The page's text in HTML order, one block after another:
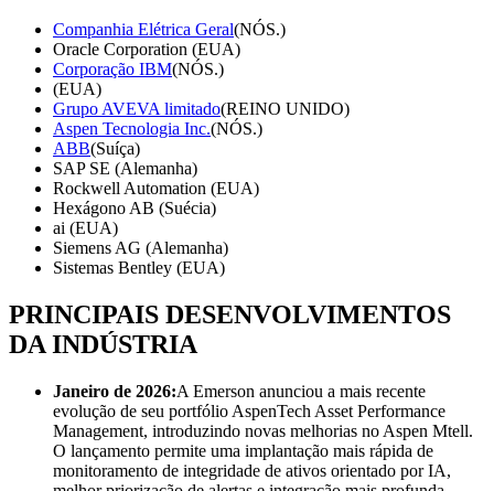
Companhia Elétrica Geral(NÓS.)
Oracle Corporation (EUA)
Corporação IBM(NÓS.)
(EUA)
Grupo AVEVA limitado(REINO UNIDO)
Aspen Tecnologia Inc.(NÓS.)
ABB(Suíça)
SAP SE (Alemanha)
Rockwell Automation (EUA)
Hexágono AB (Suécia)
ai (EUA)
Siemens AG (Alemanha)
Sistemas Bentley (EUA)
PRINCIPAIS DESENVOLVIMENTOS
DA INDÚSTRIA
Janeiro de 2026:A Emerson anunciou a mais recente
evolução de seu portfólio AspenTech Asset Performance
Management, introduzindo novas melhorias no Aspen Mtell.
O lançamento permite uma implantação mais rápida de
monitoramento de integridade de ativos orientado por IA,